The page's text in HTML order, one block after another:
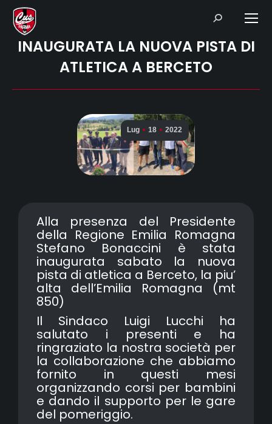
Search:
INAUGURATA LA NUOVA PISTA DI
ATLETICA A BERCETO
Lug 18 2022
Alla presenza del Presidente
della Regione Emilia Romagna
Stefano Bonaccini è stata
inaugurata sabato la nuova
pista di atletica a Berceto, la piu’
alta dell’Emilia Romagna (mt
850)
Il Sindaco Luigi Lucchi ha
salutato i presenti e ha
ringraziato la nostra società per
la collaborazione che abbiamo
fornito in questi mesi
organizzando corsi per bambini
e dando il supporto per le gare
del pomeriggio.